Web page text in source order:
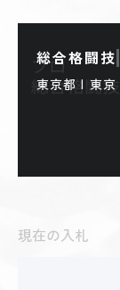
総合格闘技
東京都 | 東京
現在の入札